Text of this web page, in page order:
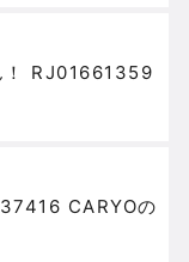
！ RJ01661359
CARYOの